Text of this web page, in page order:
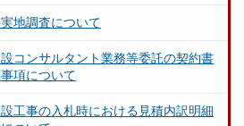
地調査について
設コンサルタント業務等委託の契約書
項について
設工事の入札時における見積内訳明細